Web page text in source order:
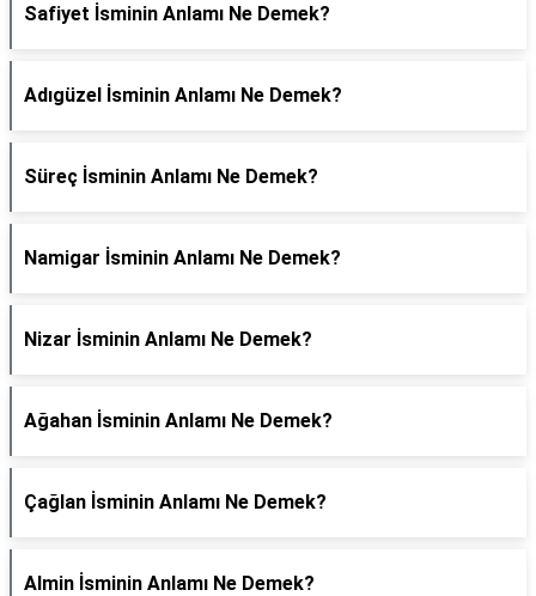
Safiyet İsminin Anlamı Ne Demek?
Adıgüzel İsminin Anlamı Ne Demek?
Süreç İsminin Anlamı Ne Demek?
Namigar İsminin Anlamı Ne Demek?
Nizar İsminin Anlamı Ne Demek?
Ağahan İsminin Anlamı Ne Demek?
Çağlan İsminin Anlamı Ne Demek?
Almin İsminin Anlamı Ne Demek?